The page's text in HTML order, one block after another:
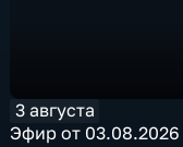
3 августа
Эфир от 03.08.2026